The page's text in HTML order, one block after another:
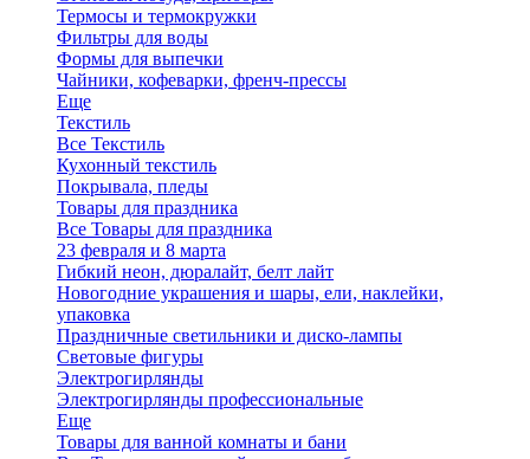
Термосы и термокружки
Фильтры для воды
Формы для выпечки
Чайники, кофеварки, френч-прессы
Еще
Текстиль
Все Текстиль
Кухонный текстиль
Покрывала, пледы
Товары для праздника
Все Товары для праздника
23 февраля и 8 марта
Гибкий неон, дюралайт, белт лайт
Новогодние украшения и шары, ели, наклейки,
упаковка
Праздничные светильники и диско-лампы
Световые фигуры
Электрогирлянды
Электрогирлянды профессиональные
Еще
Товары для ванной комнаты и бани